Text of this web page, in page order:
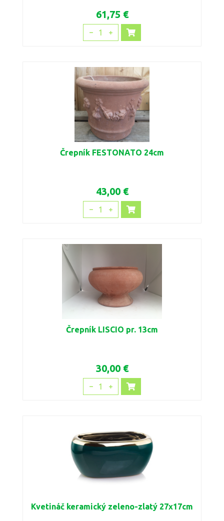
61,75 €
1
Črepník FESTONATO 24cm
43,00 €
1
Črepník LISCIO pr. 13cm
30,00 €
1
Kvetináč keramický zeleno-zlatý 27x17cm